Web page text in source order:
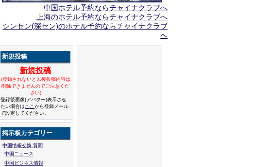
中国ホテル予約ならチャイナクラブへ
上海のホテル予約ならチャイナクラブへ
シンセン(深セン)のホテル予約ならチャイナクラブ
へ
新規投稿
新規投稿
(登録されないと以後投稿内容は
削除できませんのでご注意くだ
さい)
登録後画像(アバター)表示させ
たい場合は ここから登録メール
で設定してください。
掲示板カテゴリー
中国情報交換,質問
中国ニュース
中国ビジネス情報